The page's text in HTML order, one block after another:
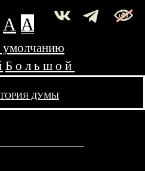
A A
Большой
ДУМЫ